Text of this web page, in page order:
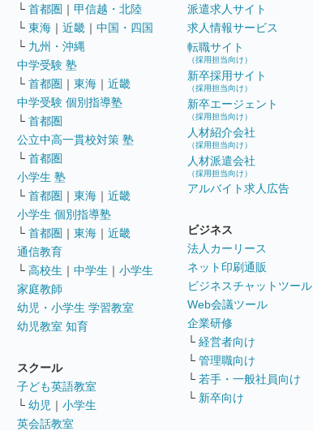
└ 首都圏 ｜ 甲信越・北陸
└ 東海 ｜ 近畿 ｜ 中国・四国
└ 九州・沖縄
中学受験 塾
└ 首都圏 ｜ 東海 ｜ 近畿
中学受験 個別指導塾
└ 首都圏
公立中高一貫校対策 塾
└ 首都圏
小学生 塾
└ 首都圏 ｜ 東海 ｜ 近畿
小学生 個別指導塾
└ 首都圏 ｜ 東海 ｜ 近畿
通信教育
└ 高校生 ｜ 中学生 ｜ 小学生
家庭教師
幼児・小学生 学習教室
幼児教室 知育
スクール
子ども英語教室
└ 幼児 ｜ 小学生
英会話教室
派遣求人サイト
求人情報サービス
転職サイト
（採用担当向け）
新卒採用サイト
（採用担当向け）
新卒エージェント
（採用担当向け）
人材紹介会社
（採用担当向け）
人材派遣会社
（採用担当向け）
アルバイト求人広告
ビジネス
法人カーリース
ネット印刷通販
ビジネスチャットツール
Web会議ツール
企業研修
└ 経営者向け
└ 管理職向け
└ 若手・一般社員向け
└ 新卒向け